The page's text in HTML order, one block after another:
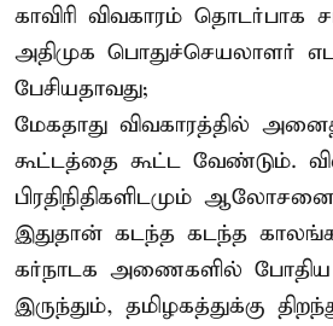
காவிரி விவகாரம் தொடர்பாக
அதிமுக பொதுச்செயலாளர்
பேசியதாவது;
மேகதாது விவகாரத்தில்
கூட்டத்தை கூட்ட வேண்டும்.
பிரதிநிதிகளிடமும்
இதுதான் கடந்த கடந்த
கர்நாடக அணைகளில்
இருந்தும், தமிழகத்துக்கு